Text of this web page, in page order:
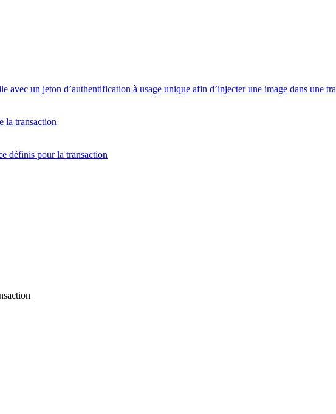
avec un jeton d’authentification à usage unique afin d’injecter une image dans une
la transaction
définis pour la transaction